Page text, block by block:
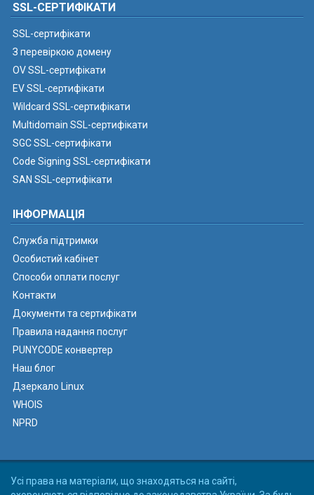
SSL-СЕРТИФІКАТИ
SSL-сертифікати
З перевіркою домену
OV SSL-сертифікати
EV SSL-сертифікати
Wildcard SSL-сертифікати
Multidomain SSL-сертифікати
SGC SSL-сертифікати
Code Signing SSL-сертифікати
SAN SSL-сертифікати
ІНФОРМАЦІЯ
Служба підтримки
Особистий кабінет
Способи оплати послуг
Контакти
Документи та сертифікати
Правила надання послуг
PUNYCODE конвертер
Наш блог
Дзеркало Linux
WHOIS
NPRD
Усі права на матеріали, що знаходяться на сайті,